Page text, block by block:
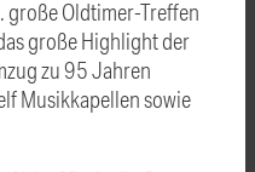
große Oldtimer-Treffen
große Highlight der
zu 95 Jahren
Musikkapellen sowie